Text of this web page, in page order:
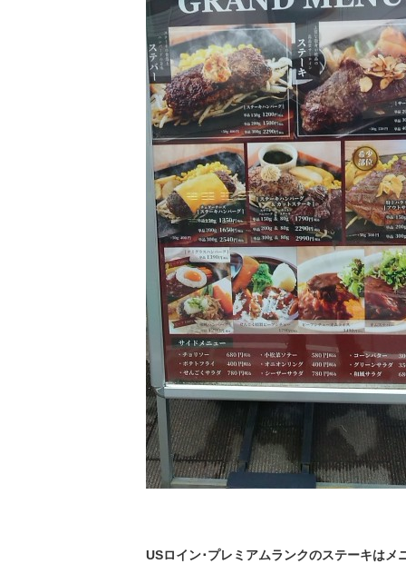
USロイン･プレミアムランクのステーキはメ